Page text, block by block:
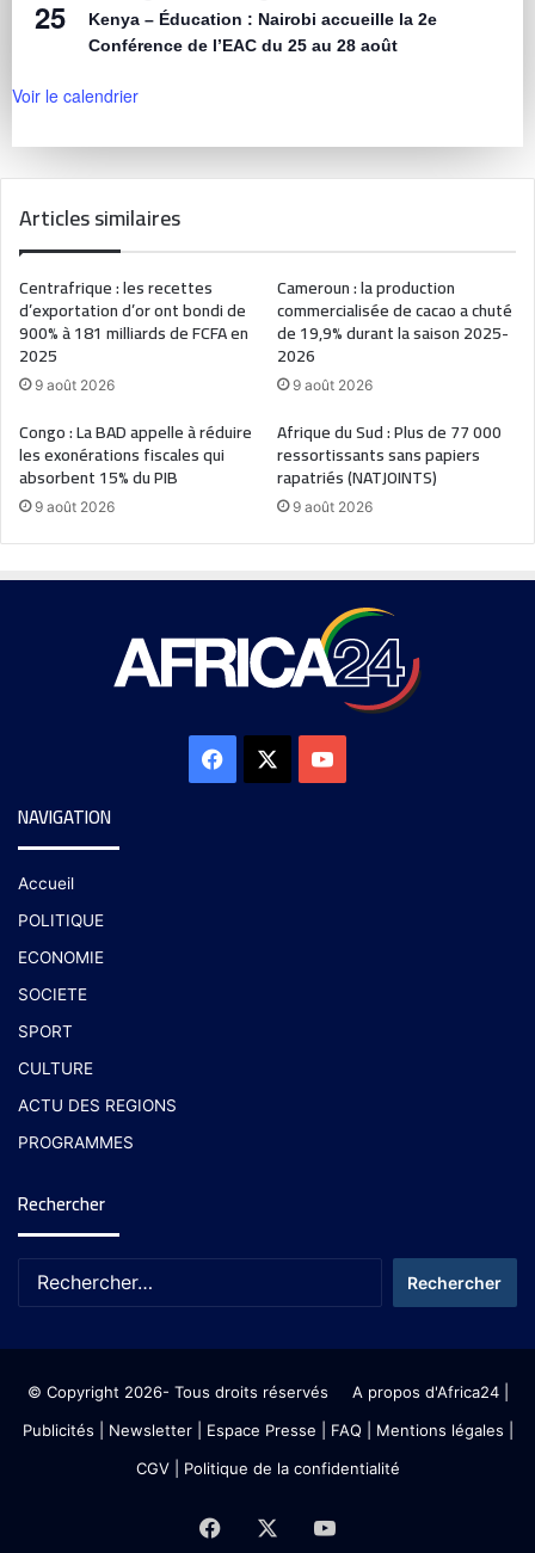
25
Kenya – Éducation : Nairobi accueille la 2e
Conférence de l’EAC du 25 au 28 août
Voir le calendrier
Articles similaires
Centrafrique : les recettes
d’exportation d’or ont bondi de
900% à 181 milliards de FCFA en
2025
9 août 2026
Cameroun : la production
commercialisée de cacao a chuté
de 19,9% durant la saison 2025-
2026
9 août 2026
Congo : La BAD appelle à réduire
les exonérations fiscales qui
absorbent 15% du PIB
9 août 2026
Afrique du Sud : Plus de 77 000
ressortissants sans papiers
rapatriés (NATJOINTS)
9 août 2026
NAVIGATION
Accueil
POLITIQUE
ECONOMIE
SOCIETE
SPORT
CULTURE
ACTU DES REGIONS
PROGRAMMES
Rechercher
© Copyright 2026- Tous droits réservés A propos d'Africa24|
Publicités
Newsletter| Espace Presse | FAQ | Mentions légales
CGV| Politique de la confidentialité